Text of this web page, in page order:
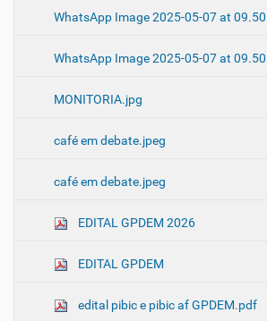
WhatsApp Image 2025-05-07 at
WhatsApp Image 2025-05-07 at
MONITORIA.jpg
café em debate.jpeg
café em debate.jpeg
EDITAL GPDEM 2026
EDITAL GPDEM
edital pibic e pibic af GPDEM.pdf